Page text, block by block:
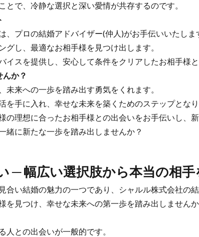
で、冷静な選択と深い愛情が共存するのです。
プロの結婚アドバイザー(仲人)がお手伝いいたしま
し、最適なお相手様を見つけ出します。
スを提供し、安心して条件をクリアしたお相手様と
か？
来への一歩を踏み出す勇気をくれます。
手に入れ、幸せな未来を築くためのステップとなり
理想に合ったお相手様との出会いをお手伝いし、
に新たな一歩を踏み出しませんか？
─ 幅広い選択肢から本当の相
い結婚の魅力の一つであり、シャルル株式会社の
見つけ、幸せな未来への第一歩を踏み出しませんか
との出会いが一般的です。